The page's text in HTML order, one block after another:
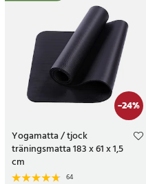
-24%
Yogamatta / tjock
träningsmatta 183 x 61 x 1,5
cm
64